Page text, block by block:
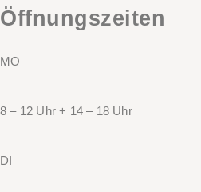
Öffnungszeiten
MO
8 – 12 Uhr + 14 – 18 Uhr
DI